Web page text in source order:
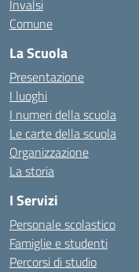
Invalsi
Comune
La Scuola
Presentazione
I luoghi
I numeri della scuola
Le carte della scuola
Organizzazione
La storia
I Servizi
Personale scolastico
Famiglie e studenti
Percorsi di studio